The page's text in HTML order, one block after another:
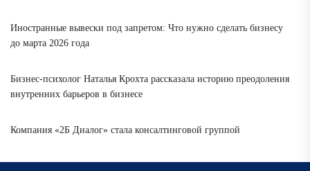
Иностранные вывески под запретом: Что нужно сделать бизнесу
до марта 2026 года
Бизнес-психолог Наталья Крохта рассказала историю преодоления
внутренних барьеров в бизнесе
Компания «2Б Диалог» стала консалтинговой группой